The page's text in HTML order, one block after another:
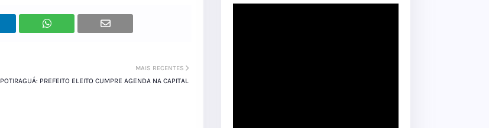
MAIS RECENTES
POTIRAGUÁ: PREFEITO ELEITO CUMPRE AGENDA NA CAPITAL